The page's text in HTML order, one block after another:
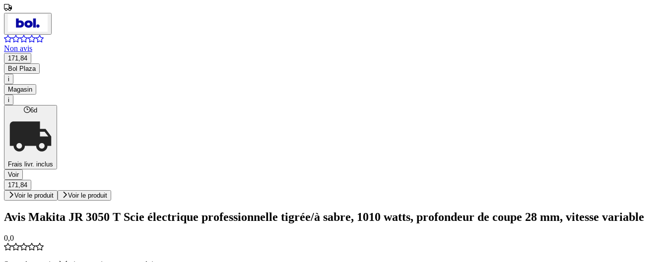
Non avis
171,84
Bol Plaza
i
Magasin
i
6d
Frais livr. inclus
Voir
171,84
Voir le produit
Voir le produit
Avis Makita JR 3050 T Scie électrique professionnelle tigrée/à sabre, 1010 watts, profondeur de coupe 28 mm, vitesse variable
0,0